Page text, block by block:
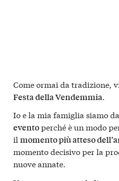
Come ormai da tradizione,
Festa della Vendemmia.
Io e la mia famiglia siamo
eventoperché è un modo
il momento più atteso
momento decisivo per la
nuove annate.